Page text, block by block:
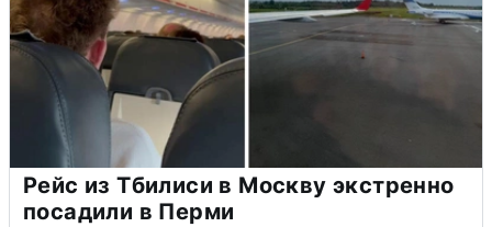
Рейс из Тбилиси в Москву экстренно
посадили в Перми